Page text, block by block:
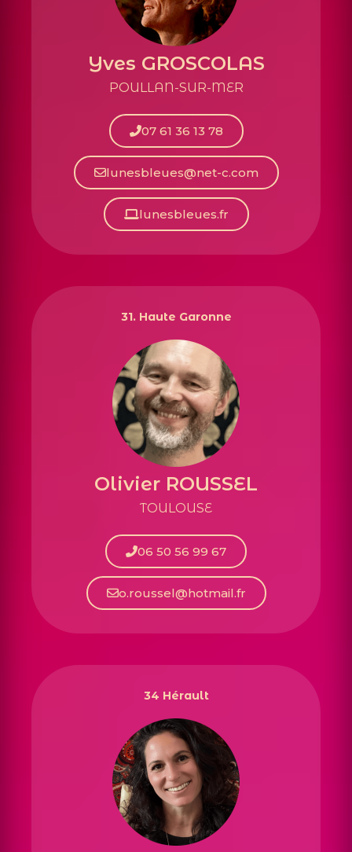
Yves GROSCOLAS
POULLAN-SUR-MER
07 61 36 13 78
lunesbleues@net-c.com
lunesbleues.fr
31. Haute Garonne
Olivier ROUSSEL
TOULOUSE
06 50 56 99 67
o.roussel@hotmail.fr
34 Hérault